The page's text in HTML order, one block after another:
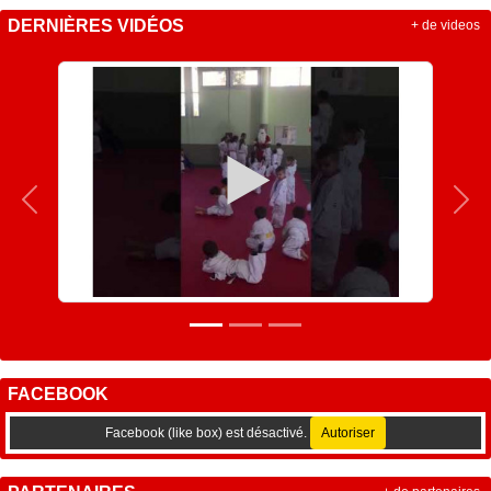
DERNIÈRES VIDÉOS
Précedent
+ de videos
FACEBOOK
Facebook (like box) est désactivé. Autoriser